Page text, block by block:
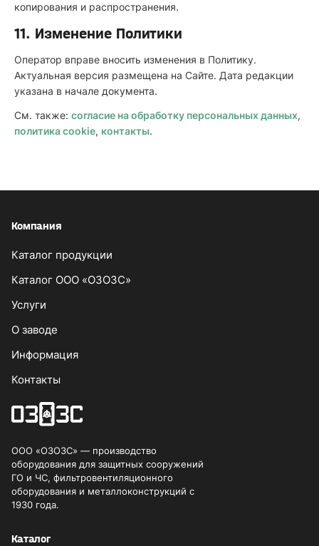
копирования и распространения.
11. Изменение Политики
Оператор вправе вносить изменения в Политику.
Актуальная версия размещена на Сайте. Дата редакции
указана в начале документа.
См. также: согласие на обработку персональных данных,
политика cookie, контакты.
Компания
Каталог продукции
Каталог ООО «ОЗОЗС»
Услуги
О заводе
Информация
Контакты
ООО «ОЗОЗС» — производство
оборудования для защитных сооружений
ГО и ЧС, фильтровентиляционного
оборудования и металлоконструкций с
1930 года.
Каталог